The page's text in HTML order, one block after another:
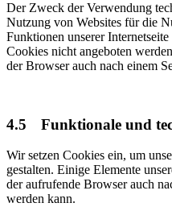
Der Zweck der Verwendung
Nutzung von Websites für die
Funktionen unserer
Cookies nicht angeboten
der Browser auch nach einem
4.5 Funktionale und
Wir setzen Cookies ein, um
gestalten. Einige Elemente
der aufrufende Browser auch
werden kann.